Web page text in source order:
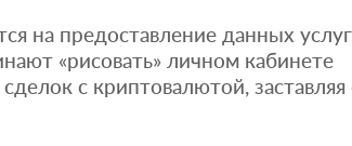
на предоставление данных
«рисовать» личном кабинете
с криптовалютой, заставляя